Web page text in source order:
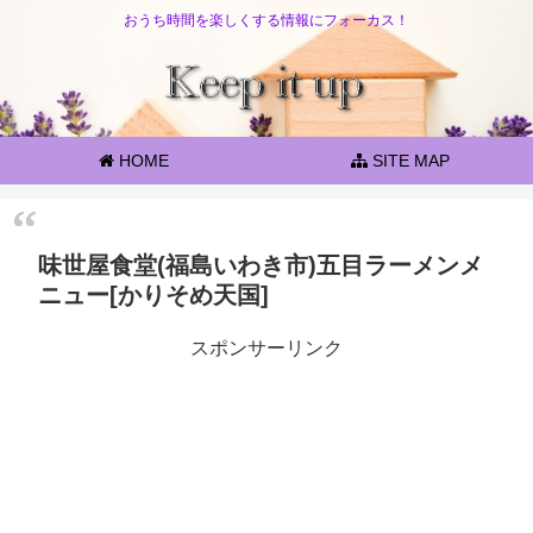
おうち時間を楽しくする情報にフォーカス！
HOME SITE MAP
味世屋食堂(福島いわき市)五目ラーメンメ
ニュー[かりそめ天国]
スポンサーリンク